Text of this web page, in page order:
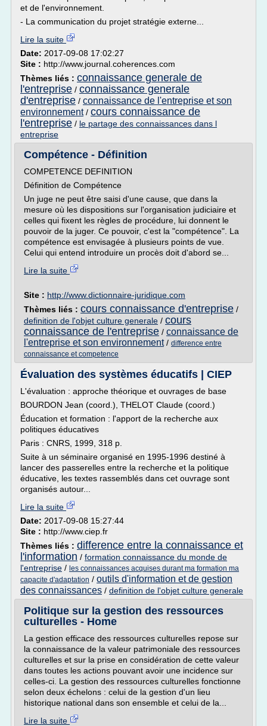
et de l'environnement.
- La communication du projet stratégie externe...
Lire la suite
Date: 2017-09-08 17:02:27
Site : http://www.journal.coherences.com
Thèmes liés : connaissance generale de
l'entreprise / connaissance generale
d'entreprise / connaissance de l'entreprise et son
environnement/ cours connaissance de
l'entreprise / le partage des connaissances dans l
entreprise
Compétence - Définition
COMPETENCE DEFINITION
Définition de Compétence
Un juge ne peut être saisi d'une cause, que dans la
mesure où les dispositions sur l'organisation judiciaire et
celles qui fixent les règles de procédure, lui donnent le
pouvoir de la juger. Ce pouvoir, c'est la "compétence". La
compétence est envisagée à plusieurs points de vue.
Celui qui entend introduire un procès doit d'abord se...
Lire la suite
Site : http://www.dictionnaire-juridique.com
Thèmes liés : cours connaissance d'entreprise /
definition de l'objet culture generale / cours
connaissance de l'entreprise / connaissance de
l'entreprise et son environnement/ difference entre
connaissance et competence
Évaluation des systèmes éducatifs | CIEP
L'évaluation : approche théorique et ouvrages de base
BOURDON Jean (coord.), THELOT Claude (coord.)
Éducation et formation : l'apport de la recherche aux
politiques éducatives
Paris : CNRS, 1999, 318 p.
Suite à un séminaire organisé en 1995-1996 destiné à
lancer des passerelles entre la recherche et la politique
éducative, les textes rassemblés dans cet ouvrage sont
organisés autour...
Lire la suite
Date: 2017-09-08 15:27:44
Site : http://www.ciep.fr
Thèmes liés : difference entre la connaissance et
l'information / formation connaissance du monde de
l'entreprise / les connaissances acquises durant ma formation ma
capacite d'adaptation / outils d'information et de gestion
des connaissances / definition de l'objet culture generale
Politique sur la gestion des ressources
culturelles - Home
La gestion efficace des ressources culturelles repose sur
la connaissance de la valeur patrimoniale des ressources
culturelles et sur la prise en considération de cette valeur
dans toutes les actions pouvant avoir une incidence sur
celles-ci. La gestion des ressources culturelles fonctionne
selon deux échelons : celui de la gestion d'un lieu
historique national dans son ensemble et celui de la...
Lire la suite